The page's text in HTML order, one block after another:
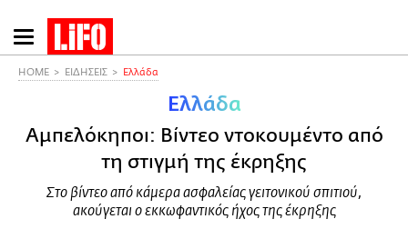
Παράκαμψη
προς
HOME ΕΙΔΗΣΕΙΣ Ελλάδα
Ελλάδα
Αμπελόκηποι: Βίντεο ντοκουμέντο από
τη στιγμή της έκρηξης
Στο βίντεο από κάμερα ασφαλείας γειτονικού σπιτιού,
ακούγεται ο εκκωφαντικός ήχος της έκρηξης